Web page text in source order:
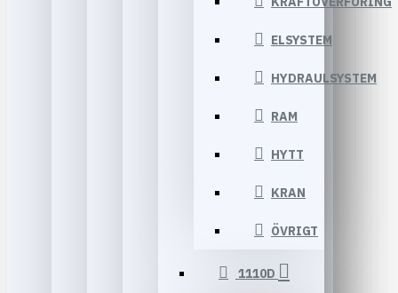
ELSYSTEM
HYDRAULSYSTEM
RAM
HYTT
KRAN
ÖVRIGT
1110D